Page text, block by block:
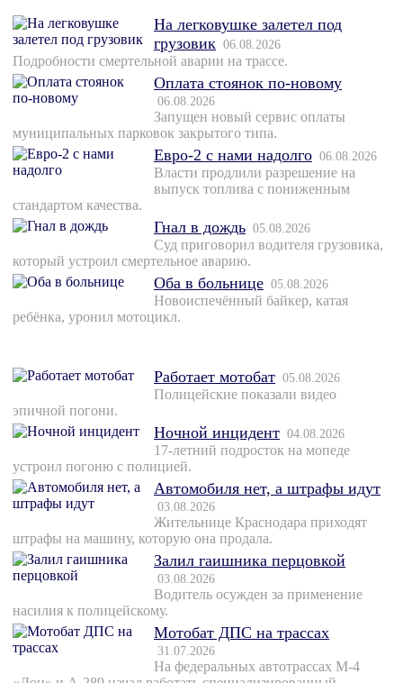
На легковушке залетел под
грузовик 06.08.2026
Подробности смертельной аварии на трассе.
Оплата стоянок по-новому
06.08.2026
Запущен новый сервис оплаты
муниципальных парковок закрытого типа.
Евро-2 с нами надолго 06.08.2026
Власти продлили разрешение на
выпуск топлива с пониженным
стандартом качества.
Гнал в дождь 05.08.2026
Суд приговорил водителя грузовика,
который устроил смертельное аварию.
Оба в больнице 05.08.2026
Новоиспечённый байкер, катая
ребёнка, уронил мотоцикл.
Работает мотобат 05.08.2026
Полицейские показали видео
эпичной погони.
Ночной инцидент 04.08.2026
17-летний подросток на мопеде
устроил погоню с полицией.
Автомобиля нет, а штрафы идут
03.08.2026
Жительнице Краснодара приходят
штрафы на машину, которую она продала.
Залил гаишника перцовкой
03.08.2026
Водитель осужден за применение
насилия к полицейскому.
Мотобат ДПС на трассах
31.07.2026
На федеральных автотрассах М-4